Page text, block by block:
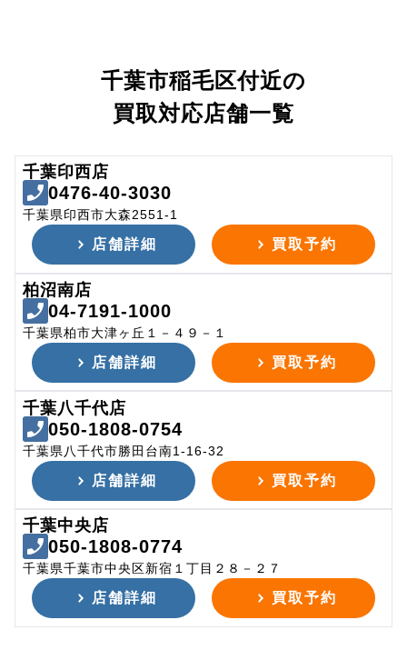
千葉市稲毛区付近の
買取対応店舗一覧
千葉印西店
0476-40-3030
千葉県印西市大森2551-1
店舗詳細 買取予約
柏沼南店
04-7191-1000
千葉県柏市大津ヶ丘１－４９－１
店舗詳細 買取予約
千葉八千代店
050-1808-0754
千葉県八千代市勝田台南1-16-32
店舗詳細 買取予約
千葉中央店
050-1808-0774
千葉県千葉市中央区新宿１丁目２８－２７
店舗詳細 買取予約